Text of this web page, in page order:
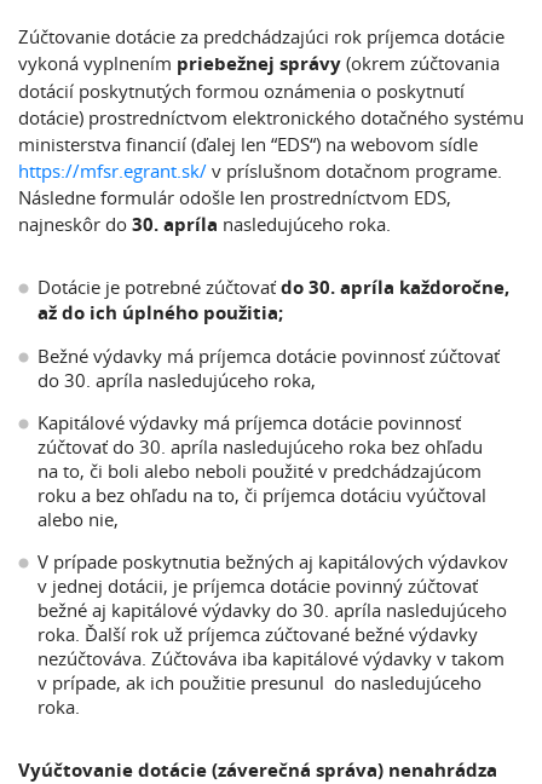
Zúčtovanie dotácie za predchádzajúci rok príjemca dotácie
vykoná vyplnením priebežnej správy (okrem zúčtovania
dotácií poskytnutých formou oznámenia o poskytnutí
dotácie) prostredníctvom elektronického dotačného systému
ministerstva financií (ďalej len “EDS“) na webovom sídle
https://mfsr.egrant.sk/ v príslušnom dotačnom programe.
Následne formulár odošle len prostredníctvom EDS,
najneskôr do 30. apríla nasledujúceho roka.
Dotácie je potrebné zúčtovaťdo 30. apríla každoročne,
až do ich úplného použitia;
Bežné výdavky má príjemca dotácie povinnosť zúčtovať
do 30. apríla nasledujúceho roka,
Kapitálové výdavky má príjemca dotácie povinnosť
zúčtovať do 30. apríla nasledujúceho roka bez ohľadu
na to, či boli alebo neboli použité v predchádzajúcom
roku a bez ohľadu na to, či príjemca dotáciu vyúčtoval
alebo nie,
V prípade poskytnutia bežných aj kapitálových výdavkov
v jednej dotácii, je príjemca dotácie povinný zúčtovať
bežné aj kapitálové výdavky do 30. apríla nasledujúceho
roka. Ďalší rok už príjemca zúčtované bežné výdavky
nezúčtováva. Zúčtováva iba kapitálové výdavky v takom
v prípade, ak ich použitie presunul do nasledujúceho
roka.
Vyúčtovanie dotácie (záverečná správa) nenahrádza